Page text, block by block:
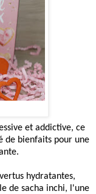
et addictive, ce
de bienfaits pour une
hydratantes,
de sacha inchi, l'une